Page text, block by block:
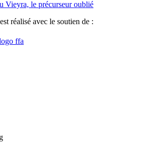
Vieyra, le précurseur oublié
réalisé avec le soutien de :